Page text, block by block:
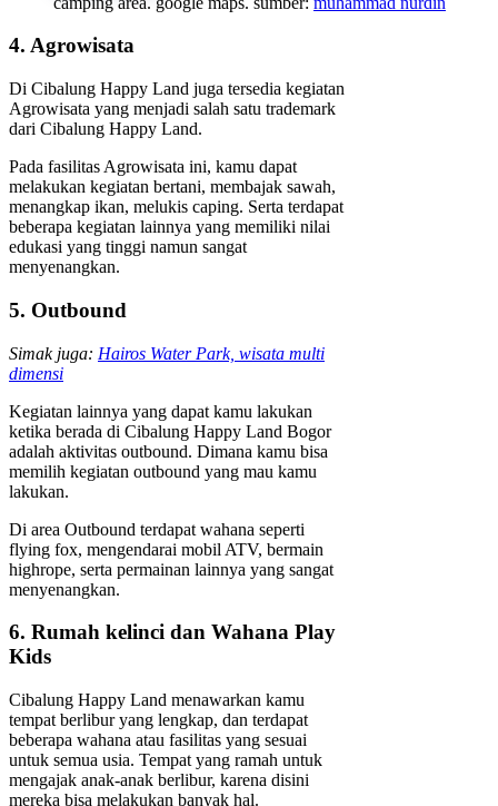
4. Agrowisata
Di Cibalung Happy Land juga tersedia kegiatan
Agrowisata yang menjadi salah satu trademark
dari Cibalung Happy Land.
Pada fasilitas Agrowisata ini, kamu dapat
melakukan kegiatan bertani, membajak sawah,
menangkap ikan, melukis caping. Serta terdapat
beberapa kegiatan lainnya yang memiliki nilai
edukasi yang tinggi namun sangat
menyenangkan.
5. Outbound
Simak juga: Hairos Water Park, wisata multi
dimensi
Kegiatan lainnya yang dapat kamu lakukan
ketika berada di Cibalung Happy Land Bogor
adalah aktivitas outbound. Dimana kamu bisa
memilih kegiatan outbound yang mau kamu
lakukan.
Di area Outbound terdapat wahana seperti
flying fox, mengendarai mobil ATV, bermain
highrope, serta permainan lainnya yang sangat
menyenangkan.
6. Rumah kelinci dan Wahana Play
Kids
Cibalung Happy Land menawarkan kamu
tempat berlibur yang lengkap, dan terdapat
beberapa wahana atau fasilitas yang sesuai
untuk semua usia. Tempat yang ramah untuk
mengajak anak-anak berlibur, karena disini
mereka bisa melakukan banyak hal.